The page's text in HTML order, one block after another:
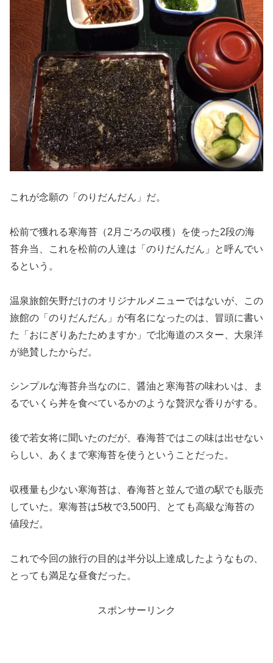
これが念願の「のりだんだん」だ。
松前で獲れる寒海苔（2月ごろの収穫）を使った2段の海
苔弁当、これを松前の人達は「のりだんだん」と呼んでい
るという。
温泉旅館矢野だけのオリジナルメニューではないが、この
旅館の「のりだんだん」が有名になったのは、冒頭に書い
た「おにぎりあたためますか」で北海道のスター、大泉洋
が絶賛したからだ。
シンプルな海苔弁当なのに、醤油と寒海苔の味わいは、ま
るでいくら丼を食べているかのような贅沢な香りがする。
後で若女将に聞いたのだが、春海苔ではこの味は出せない
らしい、あくまで寒海苔を使うということだった。
収穫量も少ない寒海苔は、春海苔と並んで道の駅でも販売
していた。寒海苔は5枚で3,500円、とても高級な海苔の
値段だ。
これで今回の旅行の目的は半分以上達成したようなもの、
とっても満足な昼食だった。
スポンサーリンク